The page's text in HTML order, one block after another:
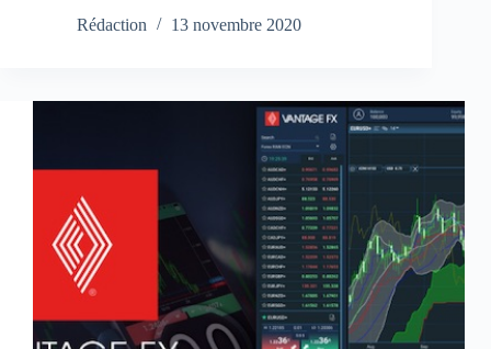
Rédaction
13 novembre 2020